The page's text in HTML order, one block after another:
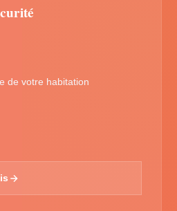
de votre habitation